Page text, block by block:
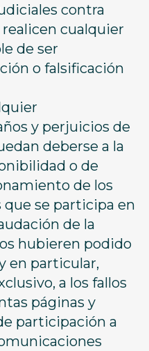
contra
cualquier
de ser
o falsificación
y perjuicios de
deberse a la
o de
de los
se participa en
de la
hubieren podido
en particular,
a los fallos
páginas y
participación a